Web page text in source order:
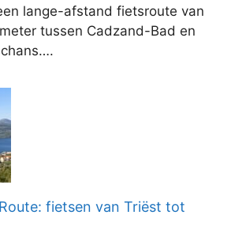
lange-afstand fietsroute van
tussen Cadzand-Bad en
fietsen van Triëst tot